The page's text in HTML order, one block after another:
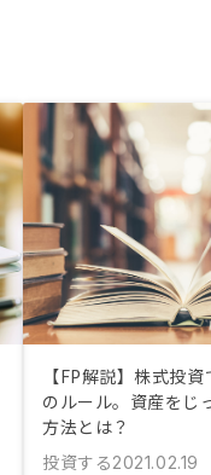
【FP解説】株式投
のルール。資産をじ
方法とは？
投資する2021.02.19